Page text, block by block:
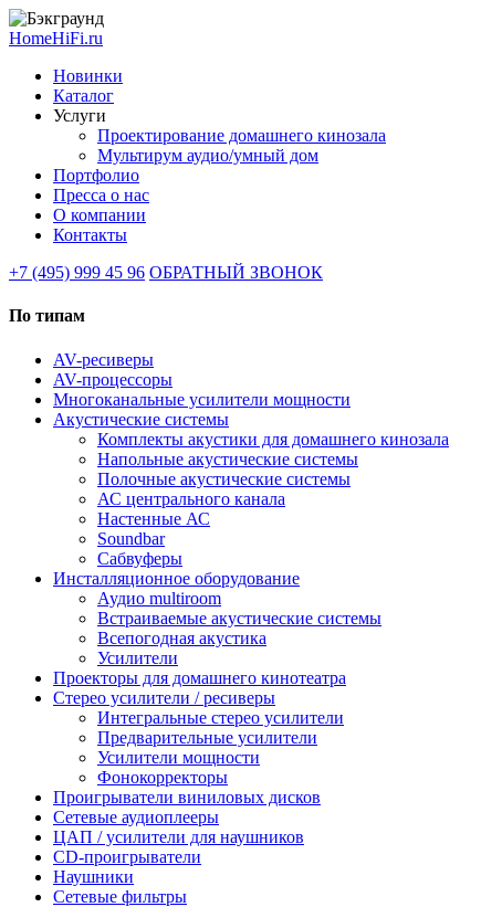
HomeHiFi.ru
Новинки
Каталог
Услуги
Проектирование домашнего кинозала
Мультирум аудио/умный дом
Портфолио
Пресса о нас
О компании
Контакты
+7 (495) 999 45 96 ОБРАТНЫЙ ЗВОНОК
По типам
AV-ресиверы
AV-процессоры
Многоканальные усилители мощности
Акустические системы
Комплекты акустики для домашнего кинозала
Напольные акустические системы
Полочные акустические системы
АС центрального канала
Настенные АС
Soundbar
Сабвуферы
Инсталляционное оборудование
Аудио multiroom
Встраиваемые акустические системы
Всепогодная акустика
Усилители
Проекторы для домашнего кинотеатра
Стерео усилители / ресиверы
Интегральные стерео усилители
Предварительные усилители
Усилители мощности
Фонокорректоры
Проигрыватели виниловых дисков
Сетевые аудиоплееры
ЦАП / усилители для наушников
CD-проигрыватели
Наушники
Сетевые фильтры